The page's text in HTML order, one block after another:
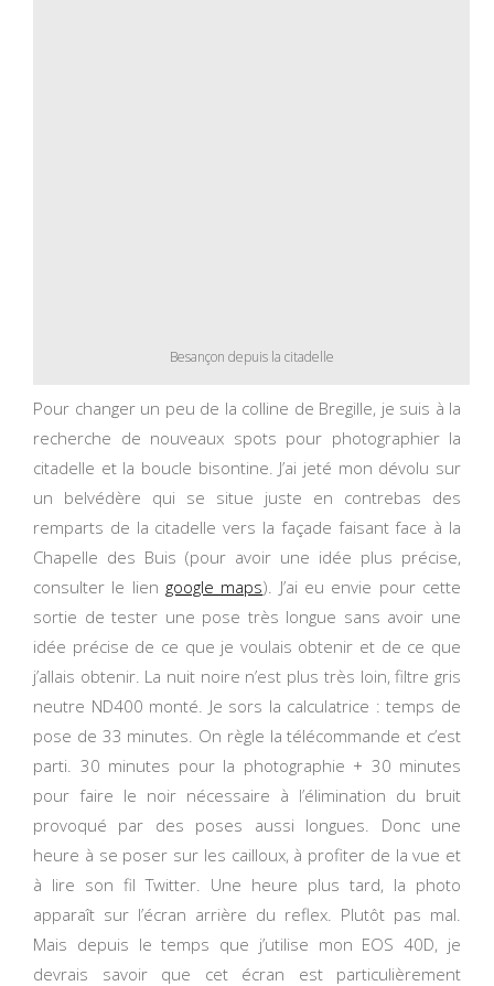
Besançon depuis la citadelle
Pour changer un peu de la colline de Bregille, je suis à la
recherche de nouveaux spots pour photographier la
citadelle et la boucle bisontine. J’ai jeté mon dévolu sur
un belvédère qui se situe juste en contrebas des
remparts de la citadelle vers la façade faisant face à la
Chapelle des Buis (pour avoir une idée plus précise,
consulter le lien google maps). J’ai eu envie pour cette
sortie de tester une pose très longue sans avoir une
idée précise de ce que je voulais obtenir et de ce que
j’allais obtenir. La nuit noire n’est plus très loin, filtre gris
neutre ND400 monté. Je sors la calculatrice : temps de
pose de 33 minutes. On règle la télécommande et c’est
parti. 30 minutes pour la photographie + 30 minutes
pour faire le noir nécessaire à l’élimination du bruit
provoqué par des poses aussi longues. Donc une
heure à se poser sur les cailloux, à profiter de la vue et
à lire son fil Twitter. Une heure plus tard, la photo
apparaît sur l’écran arrière du reflex. Plutôt pas mal.
Mais depuis le temps que j’utilise mon EOS 40D, je
devrais savoir que cet écran est particulièrement